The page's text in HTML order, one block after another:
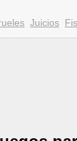
Juicios